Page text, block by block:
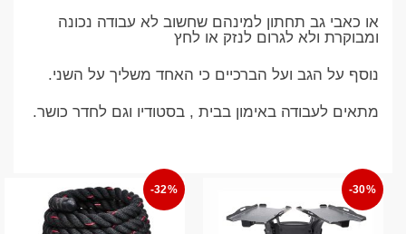
או כאבי גב תחתון למינהם שחשוב לא עבודה נכונה
ומבוקרת ולא לגרום לנזק או לחץ
נוסף על הגב ועל הברכיים כי האחד משליך על השני.
מתאים לעבודה באימון בבית , בסטודיו וגם לחדר כושר.
-30%
-32%